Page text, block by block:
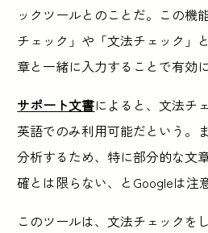
ックツールとのことだ。この機
チェック」や「文法チェック」
章と一緒に入力することで有効に
サポート文書によると、文法チ
英語でのみ利用可能だという。
分析するため、特に部分的な文
確とは限らない、とGoogleは注
このツールは、文法チェックを